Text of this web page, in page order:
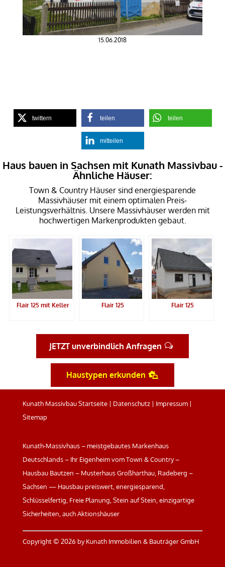
15.06.2018
twittern teilen teilen
mitteilen
Haus bauen in Sachsen mit Kunath Massivbau -
Ähnliche Häuser:
Town & Country Häuser sind energiesparende
Massivhäuser mit einem optimalen Preis-
Leistungsverhältnis. Unsere Massivhäuser werden mit
hochwertigen Markenprodukten gebaut.
Flair 125 mit Keller Flair 125 Flair 125
JETZT unverbindlich Anfragen
Haustypen erkunden
Kunath Massivbau Startseite| Datenschutz| Impressum|
Sitemap
Kunath-Massivhaus – meistgebautes Markenhaus
Deutschlands – Ihr Eigenheim vom Town & Country –
Hausbau Bautzen – Musterhaus Großharthau, Radeberg –
Sachsen — Hausbau preiswert, energiesparend,
Schlüsselfertig, Freie Planung, Stein auf Stein, einzigartige
Sicherheiten, auch Aktionshäuser
Copyright © 2026 by Kunath Immobilien & Bauträger GmbH